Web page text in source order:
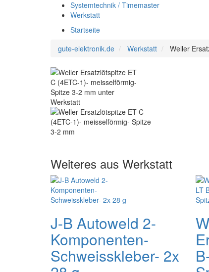
Systemtechnik / Timemaster
Werkstatt
Startseite
gute-elektronik.de
Werkstatt Weller
Weiteres aus Werkstatt
J-B Autoweld 2-
Komponenten-
Schweisskleber- 2x